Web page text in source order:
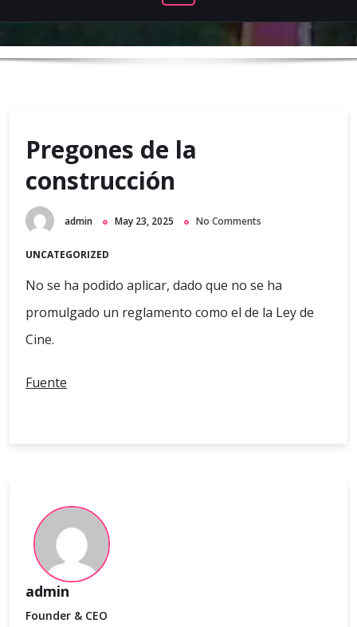
Pregones de la
construcción
admin May 23, 2025 No Comments
UNCATEGORIZED
No se ha podido aplicar, dado que no se ha
promulgado un reglamento como el de la Ley de
Cine.
Fuente
admin
Founder & CEO